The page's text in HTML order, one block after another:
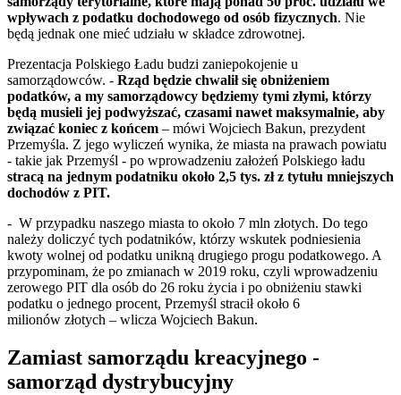
wpływach z podatku dochodowego od osób fizycznych. Nie
będą jednak one mieć udziału w składce zdrowotnej.
Prezentacja Polskiego Ładu budzi zaniepokojenie u
samorządowców. - Rząd będzie chwalił się obniżeniem
podatków, a my samorządowcy będziemy tymi złymi, którzy
będą musieli jej podwyższać, czasami nawet maksymalnie, aby
związać koniec z końcem – mówi Wojciech Bakun, prezydent
Przemyśla. Z jego wyliczeń wynika, że miasta na prawach powiatu
- takie jak Przemyśl - po wprowadzeniu założeń Polskiego ładu
stracą na jednym podatniku około 2,5 tys. zł z tytułu mniejszych
dochodów z PIT.
- W przypadku naszego miasta to około 7 mln złotych. Do tego
należy doliczyć tych podatników, którzy wskutek podniesienia
kwoty wolnej od podatku unikną drugiego progu podatkowego. A
przypominam, że po zmianach w 2019 roku, czyli wprowadzeniu
zerowego PIT dla osób do 26 roku życia i po obniżeniu stawki
podatku o jednego procent, Przemyśl stracił około 6
milionów złotych – wlicza Wojciech Bakun.
Zamiast samorządu kreacyjnego -
samorząd dystrybucyjny